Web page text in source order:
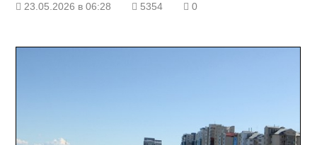
23.05.2026 в 06:28 5354 0